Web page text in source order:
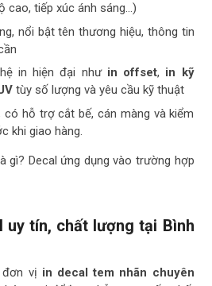
cao, tiếp xúc ánh sáng…)
nổi bật tên thương hiệu, thông tin
in hiện đại như in offset, in kỹ
tùy số lượng và yêu cầu kỹ thuật
có hỗ trợ cắt bế, cán màng và kiểm
khi giao hàng.
uy tín, chất lượng tại Bình
vị in decal tem nhãn chuyên